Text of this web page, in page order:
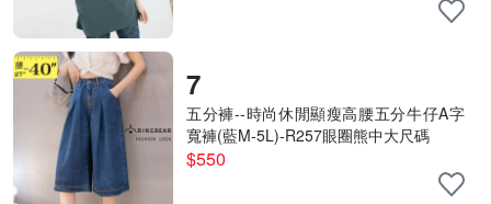
7
五分褲--時尚休閒顯瘦高腰五分牛仔A字
寬褲(藍M-5L)-R257眼圈熊中大尺碼
$550